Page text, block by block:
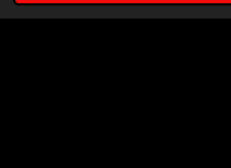
info@mbcarcleaning.nl